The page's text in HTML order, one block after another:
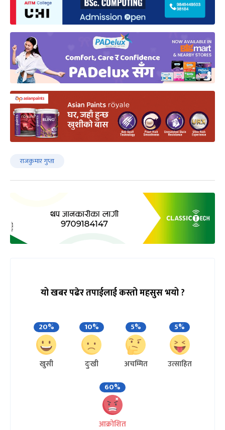
राजकुमार गुप्ता
यो खबर पढेर तपाईलाई कस्तो महसुस भयो ?
20%
खुसी
10%
दुःखी
5%
अचम्मित
5%
उत्साहित
60%
आक्रोशित